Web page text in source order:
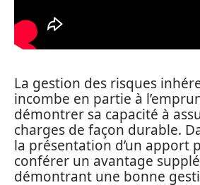
La gestion des risques
incombe en partie à
démontrer sa capacité à
charges de façon durable.
la présentation d’un apport
conférer un avantage
démontrant une bonne